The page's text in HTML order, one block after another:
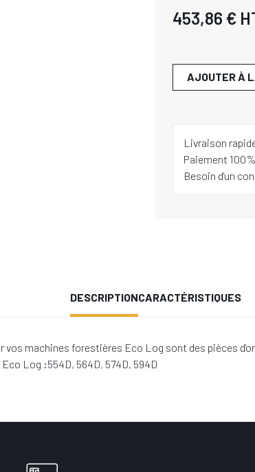
453,86 €
AJOUTER À
Livraison
Paiement
Besoin d'un
DESCRIPTIONCARACTÉRISTIQUES
vos machines forestières Eco Log sont des pièces
Log :554D, 564D, 574D, 594D